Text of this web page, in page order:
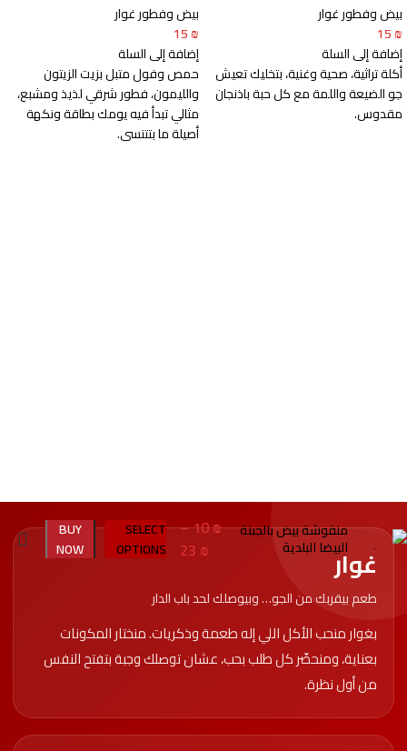
بيض وفطور غوار
15₪
إضافة إلى السلة
أكلة تراثية، صحية وغنية، بتخليك تعيش
جو الضيعة واللمة مع كل حبة باذنجان
مقدوس.
بيض وفطور غوار
15₪
إضافة إلى السلة
حمص وفول متبل بزيت الزيتون
والليمون، فطور شرقي لذيذ ومشبع،
مثالي تبدأ فيه يومك بطاقة ونكهة
أصيلة ما بتتنسى.
Start typing to see posts you are looking for.
منقوشة بيض بالجبنة
البيضا البلدية
10₪
–
23 ₪
SELECT
OPTIONS
BUY
NOW
غوار
طعم بيقربك من الجو… وبيوصلك لحد باب الدار
بغوار منحب الأكل اللي إله طعمة وذكريات. منختار المكونات
بعناية، ومنحضّر كل طلب بحب، عشان توصلك وجبة بتفتح النفس
من أول نظرة.